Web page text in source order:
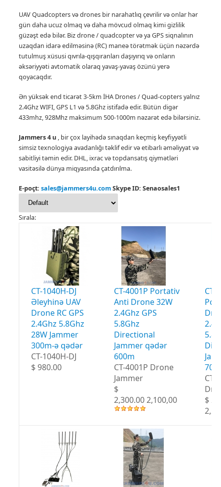
UAV Quadcopters və drones bir narahatlıq çevrilir və onlar hər
gün daha ucuz olmaq və daha mövcud olmaq kimi gizlilik
güzəşt edə bilər. Biz drone / quadcopter və ya GPS siqnalının
uzaqdan idarə edilməsinə (RC) maneə törətmək üçün nəzərdə
tutulmuş xüsusi qıvrıla-qışqıranları daşıyırıq və onların
əksəriyyəti avtomatik olaraq yavaş-yavaş özünü yerə
qoyacaqdır.
Ən yüksək end ticarət 3-5km İHA Drones / Quad-copters yalnız
2.4Ghz WIFI, GPS L1 və 5.8Ghz istifadə edir. Bütün digər
433mhz, 928Mhz maksimum 500-1000m nəzarət edə bilərsiniz.
Jammers 4 u, bir çox layihədə sınaqdan keçmiş keyfiyyətli
simsiz texnologiya avadanlığı təklif edir və etibarlı əməliyyat və
sabitliyi təmin edir. DHL, ixrac və topdansatış qiymətləri
vasitəsilə dünya miqyasında çatdırılma.
E-poçt: sales@jammers4u.comSkype ID: Senaosales1
Sırala:
CT-1040H-DJ
Əleyhinə UAV
Drone RC GPS
2.4Ghz 5.8Ghz
28W Jammer
300m-ə qədər
CT-1040H-DJ
$ 980.00
CT-4001P Portativ
Anti Drone 32W
2.4Ghz GPS
5.8Ghz
Directional
Jammer qədər
600m
CT-4001P Drone
Jammer
$
2,300.00 2,100,00
CT-
CT-
$